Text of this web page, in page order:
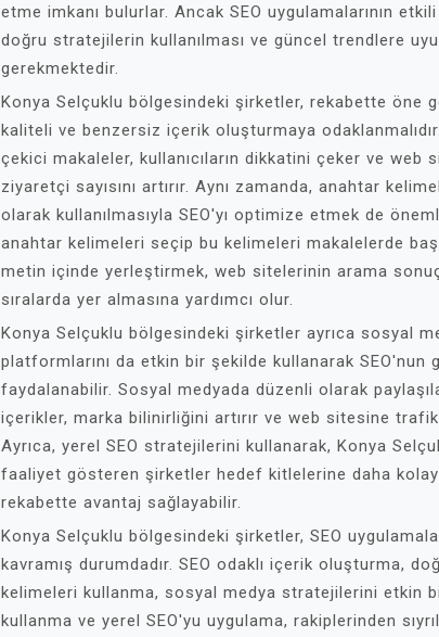
etme imkanı bulurlar. Ancak SEO uygulamalarının
doğru stratejilerin kullanılması ve güncel trendlere
gerekmektedir.
Konya Selçuklu bölgesindeki şirketler, rekabette öne
kaliteli ve benzersiz içerik oluşturmaya
çekici makaleler, kullanıcıların dikkatini çeker ve web
ziyaretçi sayısını artırır. Aynı zamanda, anahtar
olarak kullanılmasıyla SEO'yı optimize etmek de
anahtar kelimeleri seçip bu kelimeleri makalelerde
metin içinde yerleştirmek, web sitelerinin arama
sıralarda yer almasına yardımcı olur.
Konya Selçuklu bölgesindeki şirketler ayrıca sosyal
platformlarını da etkin bir şekilde kullanarak SEO'nun
faydalanabilir. Sosyal medyada düzenli olarak
içerikler, marka bilinirliğini artırır ve web sitesine
Ayrıca, yerel SEO stratejilerini kullanarak, Konya
faaliyet gösteren şirketler hedef kitlelerine daha
rekabette avantaj sağlayabilir.
Konya Selçuklu bölgesindeki şirketler, SEO
kavramış durumdadır. SEO odaklı içerik oluşturma,
kelimeleri kullanma, sosyal medya stratejilerini etkin
kullanma ve yerel SEO'yu uygulama, rakiplerinden